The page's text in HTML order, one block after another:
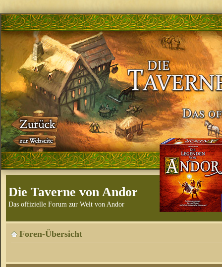
Die Taverne von Andor
Das offizielle Forum zur Welt von Andor
Foren-Übersicht